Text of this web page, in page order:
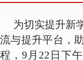
为切实提升新
流与提升平台 ，
程，9月22日下午